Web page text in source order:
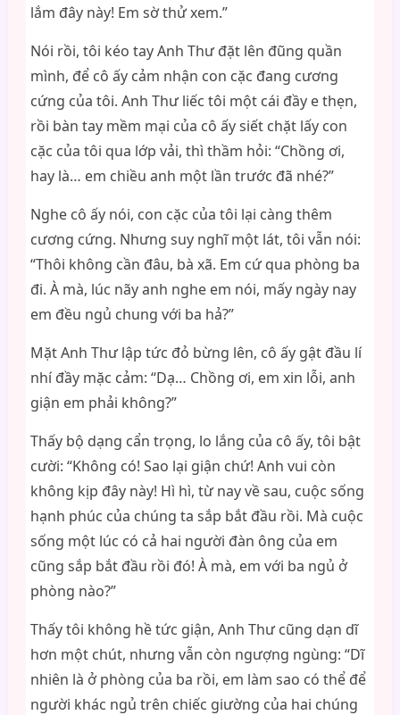
lắm đây này! Em sờ thử xem.”
Nói rồi, tôi kéo tay Anh Thư đặt lên đũng quần
mình, để cô ấy cảm nhận con cặc đang cương
cứng của tôi. Anh Thư liếc tôi một cái đầy e thẹn,
rồi bàn tay mềm mại của cô ấy siết chặt lấy con
cặc của tôi qua lớp vải, thì thầm hỏi: “Chồng ơi,
hay là… em chiều anh một lần trước đã nhé?”
Nghe cô ấy nói, con cặc của tôi lại càng thêm
cương cứng. Nhưng suy nghĩ một lát, tôi vẫn nói:
“Thôi không cần đâu, bà xã. Em cứ qua phòng ba
đi. À mà, lúc nãy anh nghe em nói, mấy ngày nay
em đều ngủ chung với ba hả?”
Mặt Anh Thư lập tức đỏ bừng lên, cô ấy gật đầu lí
nhí đầy mặc cảm: “Dạ… Chồng ơi, em xin lỗi, anh
giận em phải không?”
Thấy bộ dạng cẩn trọng, lo lắng của cô ấy, tôi bật
cười: “Không có! Sao lại giận chứ! Anh vui còn
không kịp đây này! Hì hì, từ nay về sau, cuộc sống
hạnh phúc của chúng ta sắp bắt đầu rồi. Mà cuộc
sống một lúc có cả hai người đàn ông của em
cũng sắp bắt đầu rồi đó! À mà, em với ba ngủ ở
phòng nào?”
Thấy tôi không hề tức giận, Anh Thư cũng dạn dĩ
hơn một chút, nhưng vẫn còn ngượng ngùng: “Dĩ
nhiên là ở phòng của ba rồi, em làm sao có thể để
người khác ngủ trên chiếc giường của hai chúng